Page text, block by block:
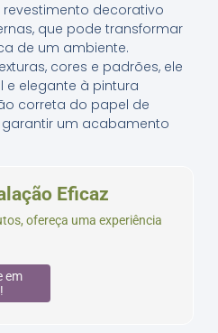
decorativo
que pode transformar
de um ambiente.
cores e padrões, ele
e elegante à pintura
correta do papel de
um acabamento
Eficaz
ofereça uma experiência
em